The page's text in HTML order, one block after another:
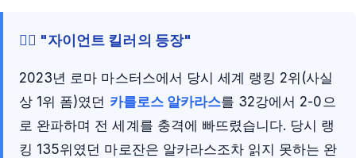
🧙‍♂️ "자이언트 킬러의 등장"
2023년 로마 마스터스에서 당시 세계 랭킹 2위(사실
상 1위 폼)였던 카를로스 알카라스를 32강에서 2-0으
로 완파하며 전 세계를 충격에 빠뜨렸습니다. 당시 랭
킹 135위였던 마로잔은 알카라스조차 읽지 못하는 완